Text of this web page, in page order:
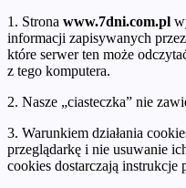
1. Strona www.7dni.com.pl
informacji zapisywanych
które serwer ten może
z tego komputera.
2. Nasze „ciasteczka” nie
3. Warunkiem działania
przeglądarkę i nie usuwanie
cookies dostarczają instrukcje